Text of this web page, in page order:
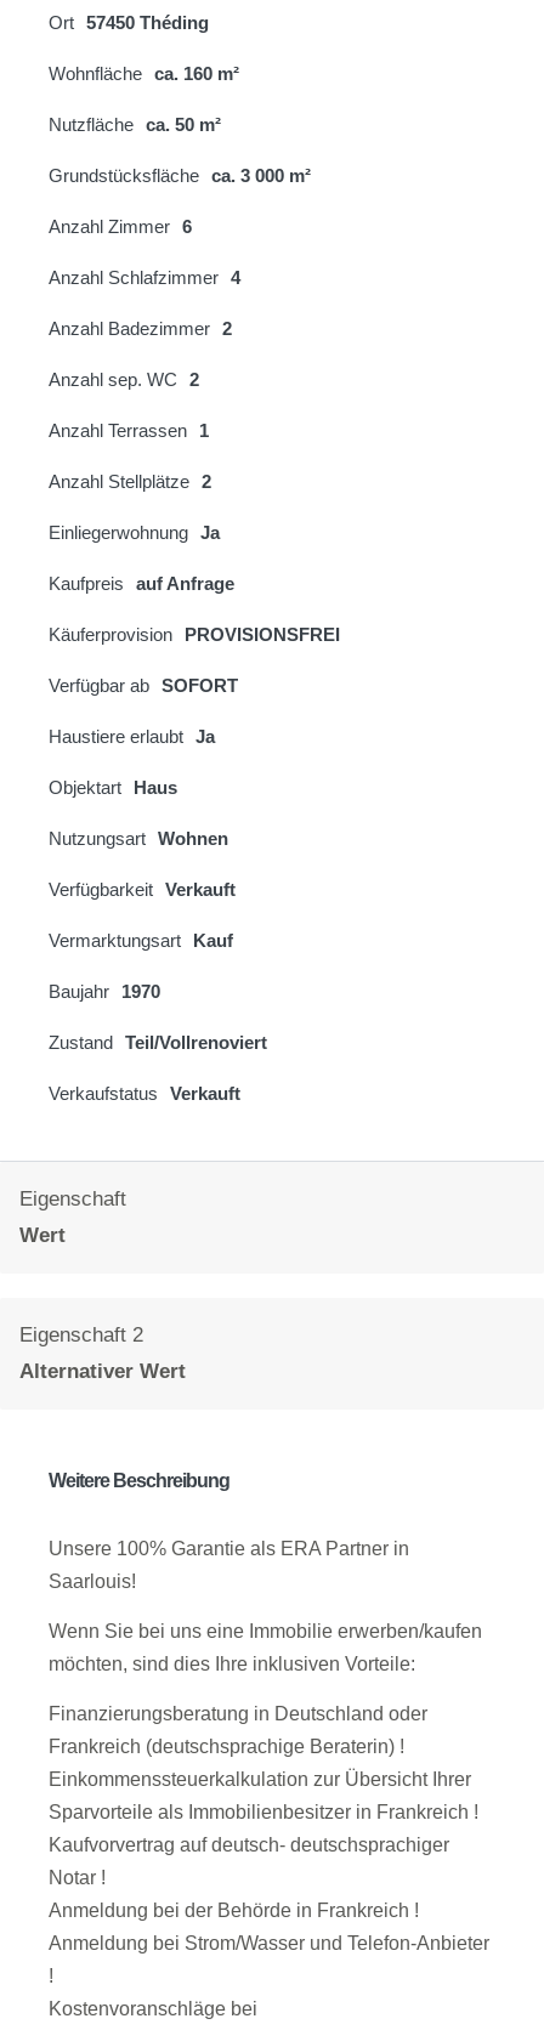
Ort 57450 Théding
Wohnfläche ca. 160 m²
Nutzfläche ca. 50 m²
Grundstücksfläche ca. 3 000 m²
Anzahl Zimmer 6
Anzahl Schlafzimmer 4
Anzahl Badezimmer 2
Anzahl sep. WC 2
Anzahl Terrassen 1
Anzahl Stellplätze 2
Einliegerwohnung Ja
Kaufpreis auf Anfrage
Käuferprovision PROVISIONSFREI
Verfügbar ab SOFORT
Haustiere erlaubt Ja
Objektart Haus
Nutzungsart Wohnen
Verfügbarkeit Verkauft
Vermarktungsart Kauf
Baujahr 1970
Zustand Teil/Vollrenoviert
Verkaufstatus Verkauft
Eigenschaft
Wert
Eigenschaft 2
Alternativer Wert
Weitere Beschreibung
Unsere 100% Garantie als ERA Partner in
Saarlouis!
Wenn Sie bei uns eine Immobilie erwerben/kaufen
möchten, sind dies Ihre inklusiven Vorteile:
Finanzierungsberatung in Deutschland oder
Frankreich (deutschsprachige Beraterin) !
Einkommenssteuerkalkulation zur Übersicht Ihrer
Sparvorteile als Immobilienbesitzer in Frankreich !
Kaufvorvertrag auf deutsch- deutschsprachiger
Notar !
Anmeldung bei der Behörde in Frankreich !
Anmeldung bei Strom/Wasser und Telefon-Anbieter
!
Kostenvoranschläge bei